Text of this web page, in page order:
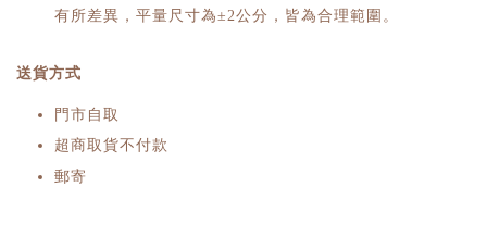
有所差異，平量尺寸為±2公分，皆為合理範圍。
送貨方式
門市自取
超商取貨不付款
郵寄